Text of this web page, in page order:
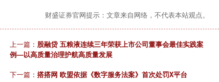
财盛证券官网提示：文章来自网络，不代表本站观点。
上一篇： 股融贷 五粮液连续三年荣获上市公司董事会最佳实践案
例—以高质量治理护航高质量发展
下一篇： 搭搭网 欧盟依据《数字服务法案》首次处罚X平台